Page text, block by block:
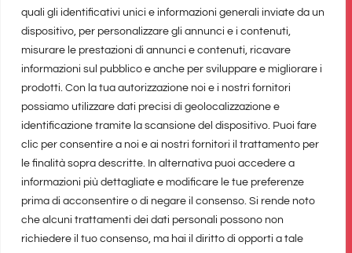
quali gli identificativi unici e informazioni generali inviate da un
dispositivo, per personalizzare gli annunci e i contenuti,
misurare le prestazioni di annunci e contenuti, ricavare
informazioni sul pubblico e anche per sviluppare e migliorare i
prodotti. Con la tua autorizzazione noi e i nostri fornitori
possiamo utilizzare dati precisi di geolocalizzazione e
identificazione tramite la scansione del dispositivo. Puoi fare
clic per consentire a noi e ai nostri fornitori il trattamento per
le finalità sopra descritte. In alternativa puoi accedere a
informazioni più dettagliate e modificare le tue preferenze
prima di acconsentire o di negare il consenso. Si rende noto
che alcuni trattamenti dei dati personali possono non
richiedere il tuo consenso, ma hai il diritto di opporti a tale